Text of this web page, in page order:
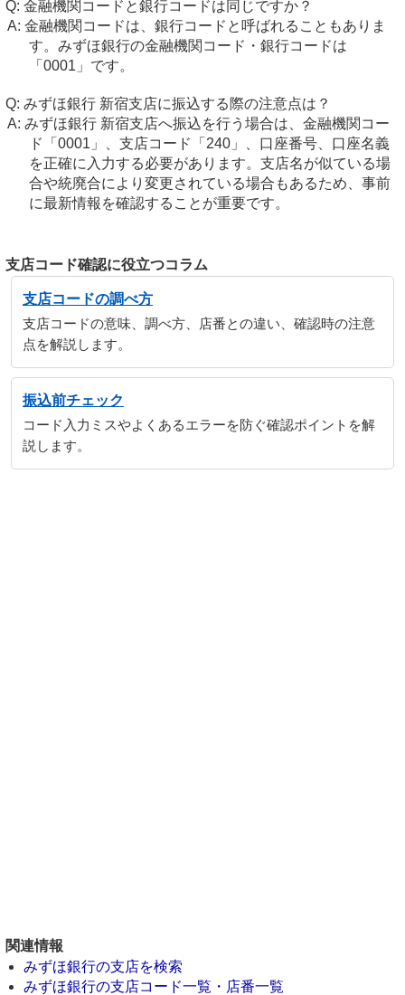
金融機関コードと銀行コードは同じですか？
金融機関コードは、銀行コードと呼ばれることもありま
す。みずほ銀行の金融機関コード・銀行コードは
「0001」です。
みずほ銀行 新宿支店に振込する際の注意点は？
みずほ銀行 新宿支店へ振込を行う場合は、金融機関コー
ド「0001」、支店コード「240」、口座番号、口座名義
を正確に入力する必要があります。支店名が似ている場
合や統廃合により変更されている場合もあるため、事前
に最新情報を確認することが重要です。
支店コード確認に役立つコラム
支店コードの調べ方
支店コードの意味、調べ方、店番との違い、確認時の注意
点を解説します。
振込前チェック
コード入力ミスやよくあるエラーを防ぐ確認ポイントを解
説します。
関連情報
みずほ銀行の支店を検索
みずほ銀行の支店コード一覧・店番一覧